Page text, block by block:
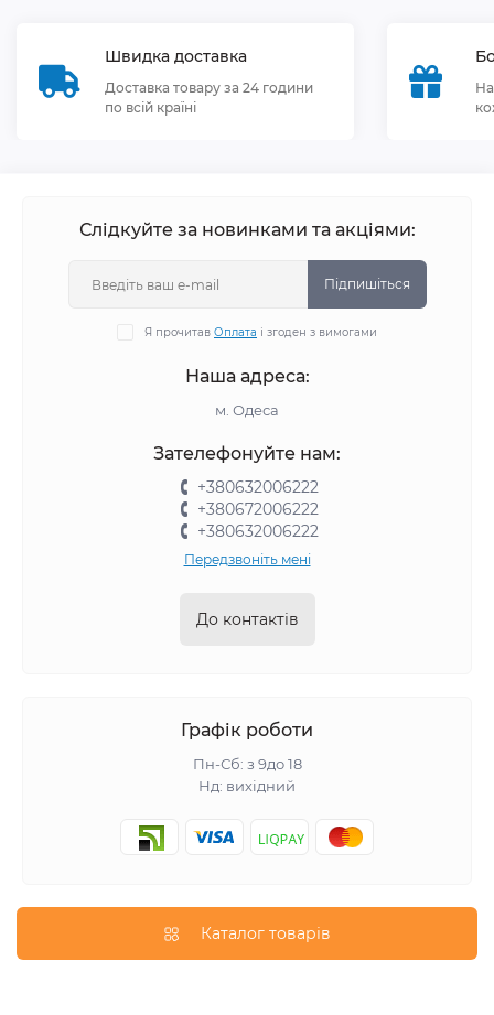
Швидка доставка
Доставка товару за 24 години
по всій країні
Слідкуйте за новинками та акціями:
Підпишіться
Я прочитав Оплата і згоден з вимогами
Наша адреса:
м. Одеса
Зателефонуйте нам:
+380632006222
+380672006222
+380632006222
Передзвоніть мені
До контактів
Графік роботи
Пн-Сб: з 9до 18
Нд: вихідний
Каталог товарів